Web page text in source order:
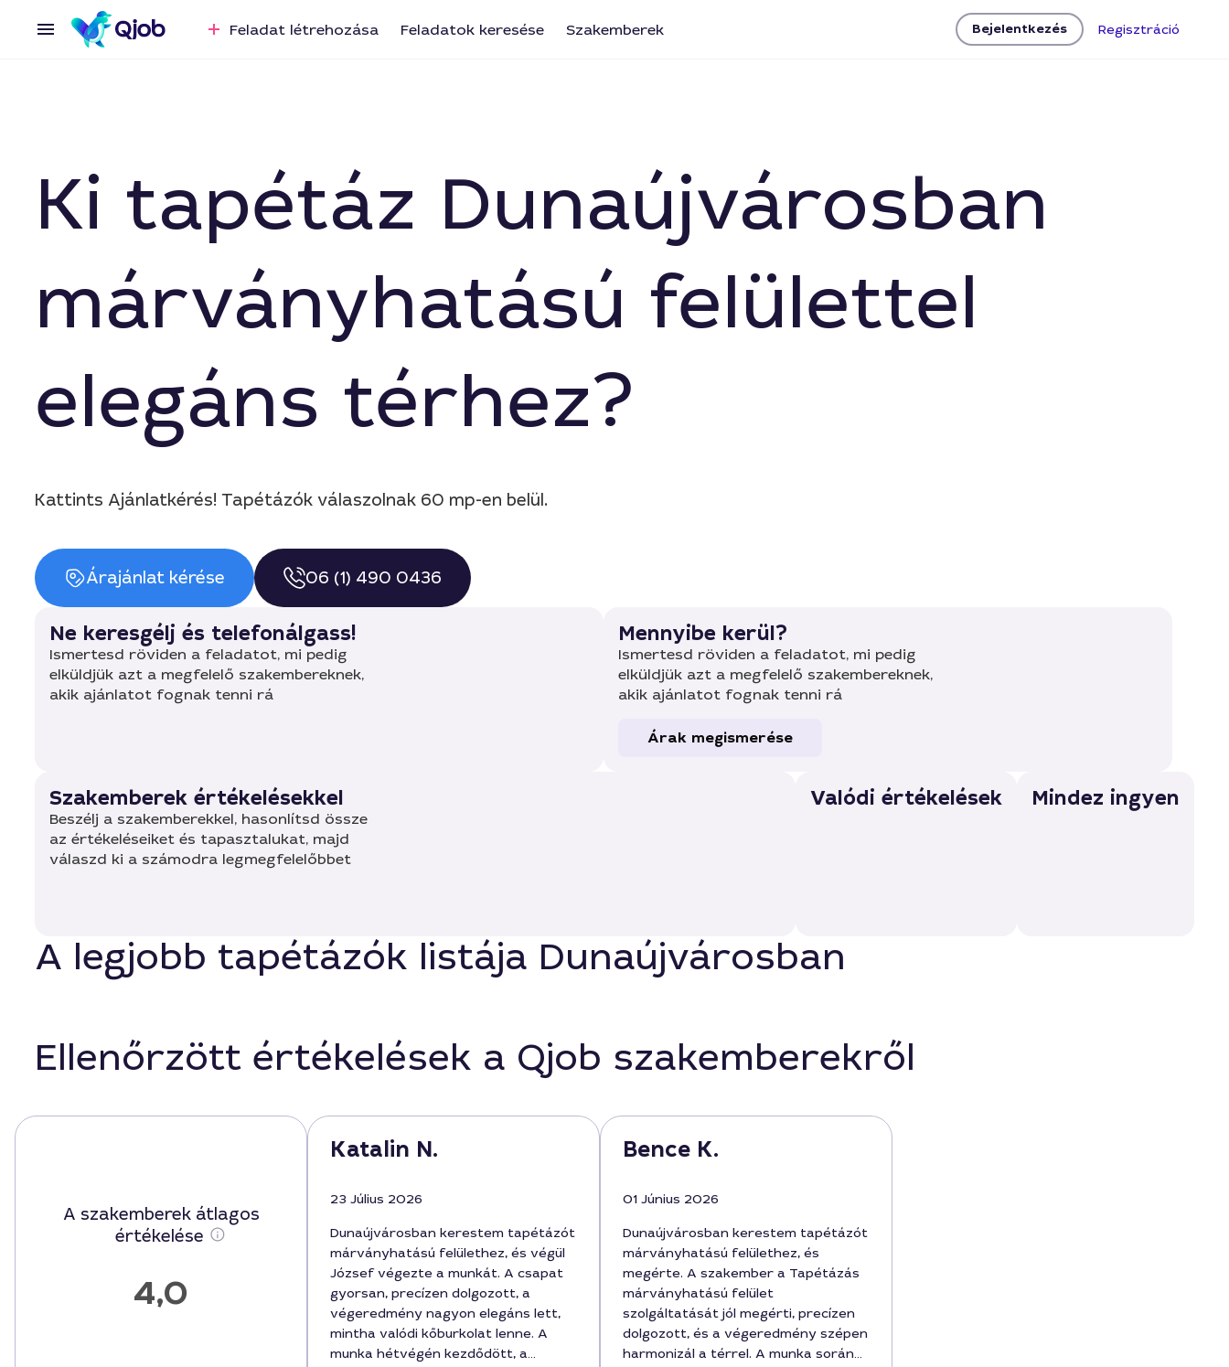
Feladat létrehozása Feladatok keresése Szakemberek Bejelentkezés Regisztráció
Ki tapétáz Dunaújvárosban
márványhatású felülettel
elegáns térhez?
Kattints Ajánlatkérés! Tapétázók válaszolnak 60 mp-en belül.
Árajánlat kérése 06 (1) 490 0436
Ne keresgélj és telefonálgass!
Ismertesd röviden a feladatot, mi pedig
elküldjük azt a megfelelő szakembereknek,
akik ajánlatot fognak tenni rá
Mennyibe kerül?
Ismertesd röviden a feladatot, mi pedig
elküldjük azt a megfelelő szakembereknek,
akik ajánlatot fognak tenni rá
Árak megismerése
Szakemberek értékelésekkel
Beszélj a szakemberekkel, hasonlítsd össze
az értékeléseiket és tapasztalukat, majd
válaszd ki a számodra legmegfelelőbbet
Valódi értékelések Mindez ingyen
A legjobb tapétázók listája Dunaújvárosban
Ellenőrzött értékelések a Qjob szakemberekről
A szakemberek átlagos
értékelése
4,0
Katalin N.
23 Július 2026
Dunaújvárosban kerestem tapétázót
márványhatású felülethez, és végül
József végezte a munkát. A csapat
gyorsan, precízen dolgozott, a
végeredmény nagyon elegáns lett,
mintha valódi kőburkolat lenne. A
munka hétvégén kezdődött, a
Bence K.
01 Június 2026
Dunaújvárosban kerestem tapétázót
márványhatású felülethez, és
megérte. A szakember a Tapétázás
márványhatású felület
szolgáltatását jól megérti, precízen
dolgozott, és a végeredmény szépen
harmonizál a térrel. A munka során